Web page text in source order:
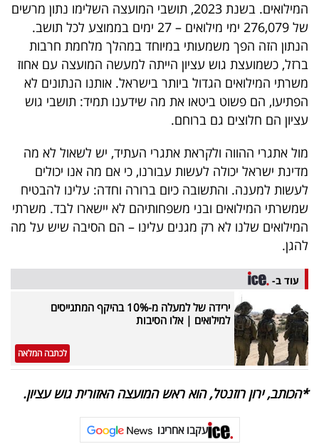
מייל
אדום
פרסמו
באייס
עקבו
אחרינו:
המילואים. בשנת 2023, תושבי המועצה השלימו נתון מרשים
של 276,079 ימי מילואים – 27 ימים בממוצע לכל תושב.
הנתון הזה הפך משמעותי במיוחד במהלך מלחמת חרבות
ברזל, כשמועצת גוש עציון הייתה למעשה המועצה עם אחוז
משרתי המילואים הגדול ביותר בישראל. אותנו הנתונים לא
הפתיעו, הם פשוט ביטאו את מה שידענו תמיד: תושבי גוש
עציון הם חלוצים גם ברוחם.
מול אתגרי ההווה ולקראת אתגרי העתיד, יש לשאול לא מה
מדינת ישראל יכולה לעשות עבורנו, כי אם מה אנו יכולים
לעשות למענה. והתשובה כיום ברורה וחדה: עלינו להבטיח
שמשרתי המילואים ובני משפחותיהם לא יישארו לבד. משרתי
המילואים שלנו לא רק מגנים עלינו – הם הסיבה שיש על מה
להגן.
עוד ב-
ירידה של למעלה מ-10% בהיקף המתגייסים
למילואים | אלו הסיבות
לכתבה המלאה
*הכותב, ירון רוזנטל, הוא ראש המועצה האזורית גוש עציון.
עקבו אחרינו